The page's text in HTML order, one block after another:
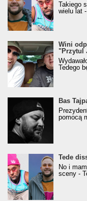
Takiego
wielu lat
Wini
"Przytul
Tedego
Bas
pomocą
Tede
No i
sceny -